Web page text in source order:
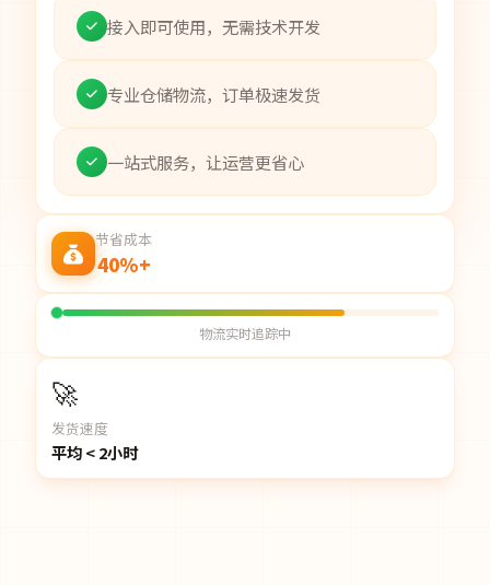
接入即可使用，无需技术开发
专业仓储物流，订单极速发货
一站式服务，让运营更省心
节省成本
40%+
物流实时追踪中
🚀
发货速度
平均 < 2小时